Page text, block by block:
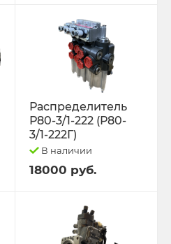
Распределитель
Р80-3/1-222 (Р80-
3/1-222Г)
В наличии
18000 руб.